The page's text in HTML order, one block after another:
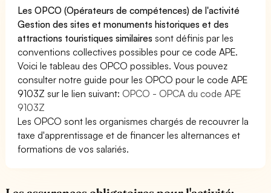
Les OPCO (Opérateurs de compétences) de l'activité
Gestion des sites et monuments historiques et des
attractions touristiques similaires sont définis par les
conventions collectives possibles pour ce code APE.
Voici le tableau des OPCO possibles. Vous pouvez
consulter notre guide pour les OPCO pour le code APE
9103Z sur le lien suivant: OPCO - OPCA du code APE
9103Z
Les OPCO sont les organismes chargés de recouvrer la
taxe d'apprentissage et de financer les alternances et
formations de vos salariés.